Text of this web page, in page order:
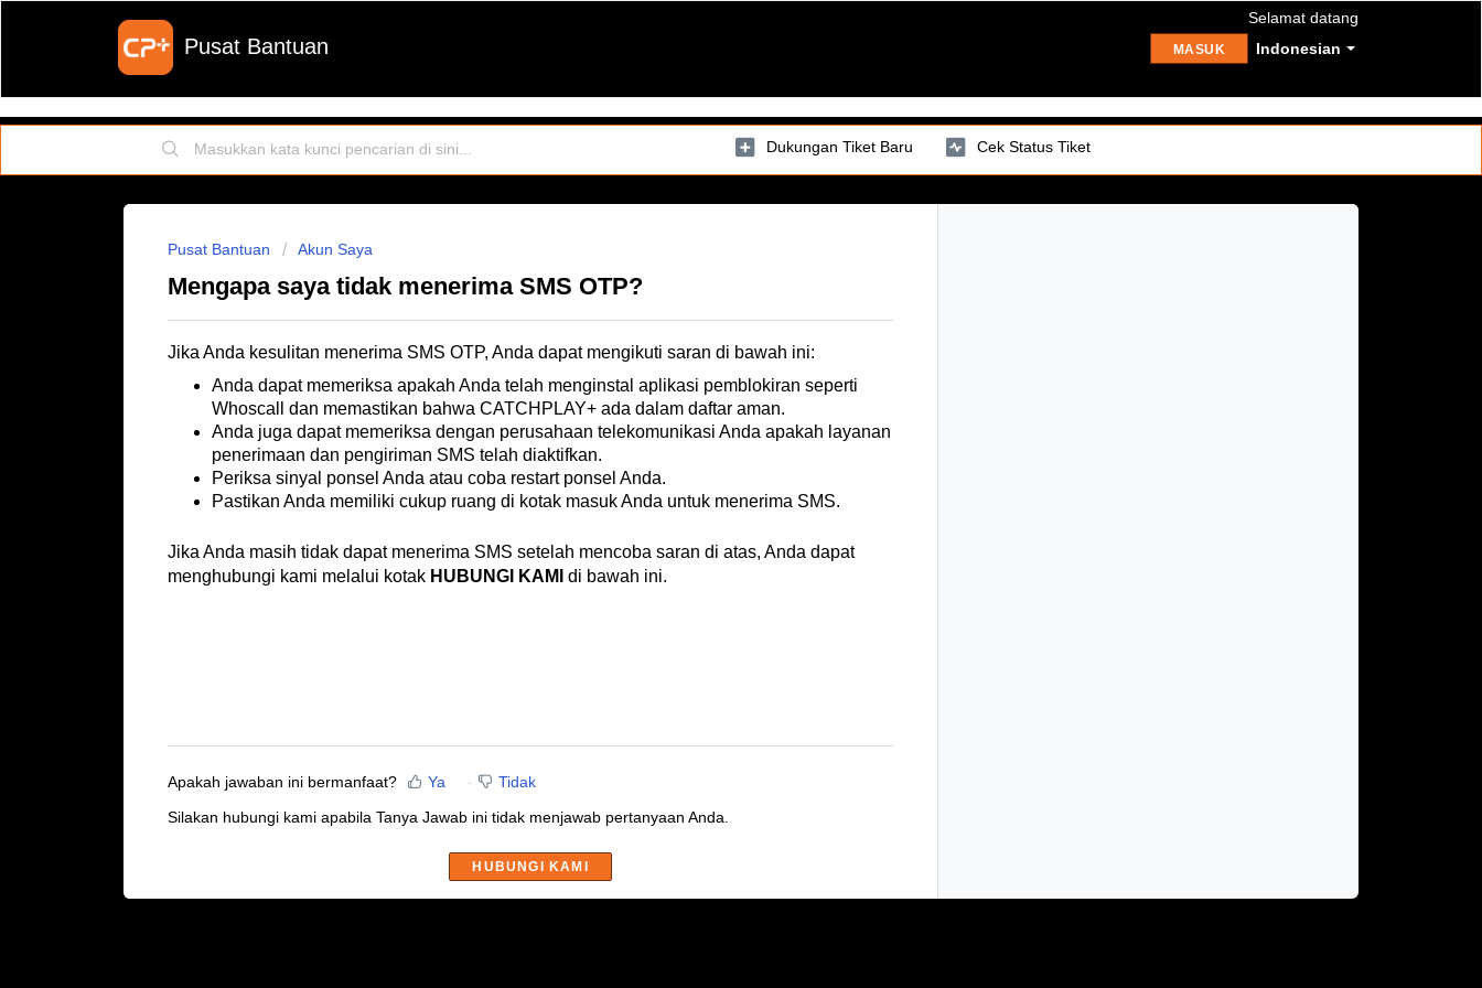
Pusat Bantuan Indonesian
Selamat datang
MASUK
Dukungan Tiket Baru Cek Status Tiket
Pusat Bantuan Akun Saya
Mengapa saya tidak menerima SMS OTP?
Jika Anda kesulitan menerima SMS OTP, Anda dapat mengikuti saran di bawah ini:
Anda dapat memeriksa apakah Anda telah menginstal aplikasi pemblokiran seperti
Whoscall dan memastikan bahwa CATCHPLAY+ ada dalam daftar aman.
Anda juga dapat memeriksa dengan perusahaan telekomunikasi Anda apakah layanan
penerimaan dan pengiriman SMS telah diaktifkan.
Periksa sinyal ponsel Anda atau coba restart ponsel Anda.
Pastikan Anda memiliki cukup ruang di kotak masuk Anda untuk menerima SMS.
Jika Anda masih tidak dapat menerima SMS setelah mencoba saran di atas, Anda dapat
menghubungi kami melalui kotak HUBUNGI KAMI di bawah ini.
Apakah jawaban ini bermanfaat? Ya
Tidak
Silakan hubungi kami apabila Tanya Jawab ini tidak menjawab pertanyaan Anda.